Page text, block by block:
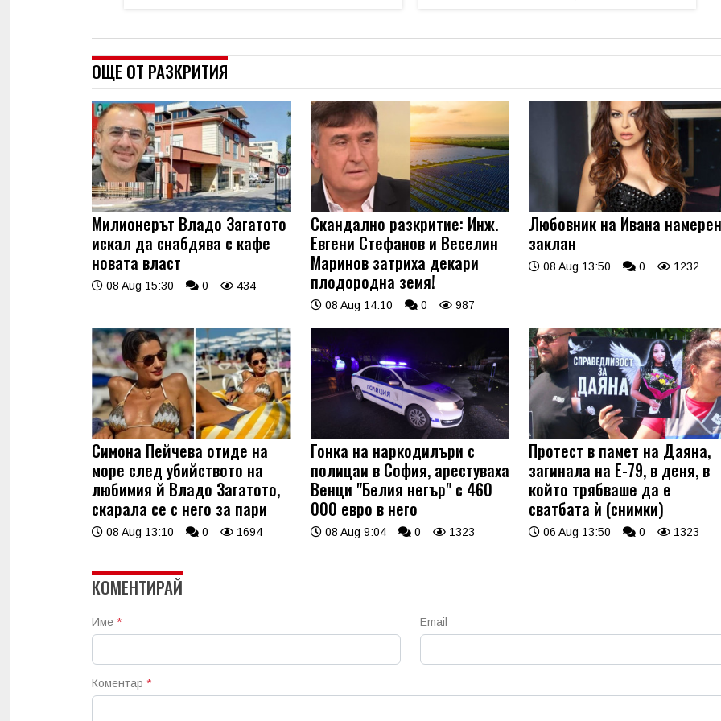
ОЩЕ ОТ РАЗКРИТИЯ
Милионерът Владо Загатото
искал да снабдява с кафе
новата власт
08 Aug 15:30 0 434
Скандално разкритие: Инж.
Евгени Стефанов и Веселин
Маринов затриха декари
плодородна земя!
08 Aug 14:10 0 987
Любовник на Ивана
заклан
08 Aug 13:50 0 1232
Симона Пейчева отиде на
море след убийството на
любимия й Владо Загатото,
скарала се с него за пари
08 Aug 13:10 0 1694
Гонка на наркодилъри с
полицаи в София, арестуваха
Венци "Белия негър" с 460
000 евро в него
08 Aug 9:04 0 1323
Протест в памет на Даяна,
загинала на Е-79, в деня, в
който трябваше да е
сватбата ѝ (снимки)
06 Aug 13:50 0 1323
КОМЕНТИРАЙ
Име * Email
Коментар *